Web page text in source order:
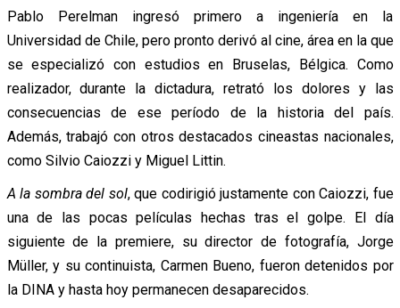
Pablo Perelman ingresó primero a ingeniería en la
Universidad de Chile, pero pronto derivó al cine, área en la que
se especializó con estudios en Bruselas, Bélgica. Como
realizador, durante la dictadura, retrató los dolores y las
consecuencias de ese período de la historia del país.
Además, trabajó con otros destacados cineastas nacionales,
como Silvio Caiozzi y Miguel Littin.
A la sombra del sol, que codirigió justamente con Caiozzi, fue
una de las pocas películas hechas tras el golpe. El día
siguiente de la premiere, su director de fotografía, Jorge
Müller, y su continuista, Carmen Bueno, fueron detenidos por
la DINA y hasta hoy permanecen desaparecidos.